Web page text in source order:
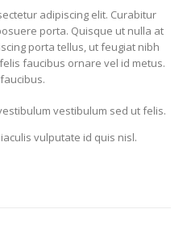
adipiscing elit. Curabitur
porta. Quisque ut nulla at
porta tellus, ut feugiat nibh
faucibus ornare vel id metus.
vestibulum sed ut felis.
vulputate id quis nisl.